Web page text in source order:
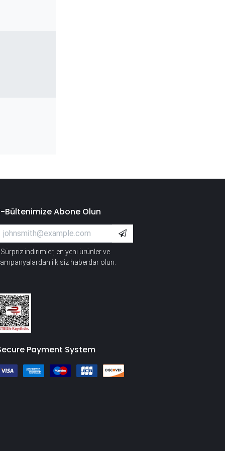
Bültenimize Abone Olun
Sürpriz indirimler, en yeni ürünler ve
ilk siz haberdar olun.
Payment System